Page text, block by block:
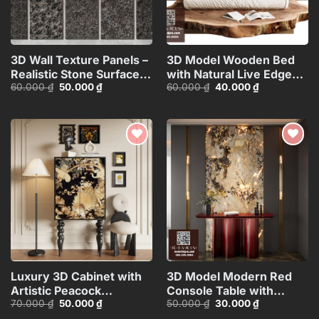
3D Wall Texture Panels –
Realistic Stone Surface
Model_15599058
60.000₫ Giá
50.000₫Giá
hiện
50.000 ₫.
3D Model Wooden Bed
with Natural Live Edge
60.000₫ Giá
40.000₫Giá
hiện
40.000 ₫.
Add to
wishlist
Luxury 3D Cabinet with
Artistic Peacock
Design_116350287
70.000₫ Giá
50.000₫Giá
hiện
Add to
wishlist
3D Model Modern Red
Console Table with
Marble Wall
50.000₫ Giá
30.000₫Giá
hiện